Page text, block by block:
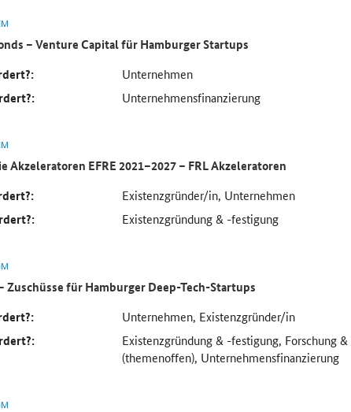
– Venture Capital für Hamburger Startups
Unternehmen
Unternehmensfinanzierung
Akzeleratoren EFRE 2021–2027 – FRL Akzeleratoren
Existenzgründer/in, Unternehmen
Existenzgründung & -festigung
Zuschüsse für HamburgerDeep-Tech-Startups
Unternehmen, Existenzgründer/in
Existenzgründung & -festigung, Forschung
(themenoffen), Unternehmensfinanzierung